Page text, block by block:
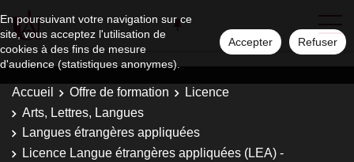
En poursuivant votre navigation sur ce
site, vous acceptez l'utilisation de
cookies à des fins de mesure
d'audience (statistiques anonymes).
Accepter Refuser
Accueil Offre de formation
Licence
Arts, Lettres, Langues
Langues étrangères appliquées
Licence Langue étrangères appliquées (LEA) -